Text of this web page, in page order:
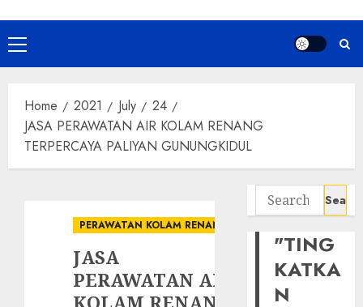
Primary
Menu
Home 2021 July
24
JASA PERAWATAN AIR KOLAM RENANG
TERPERCAYA PALIYAN GUNUNGKIDUL
PERAWATAN KOLAM RENANG
JASA
PERAWATAN AIR
KOLAM RENANG
Search
for:
"TING
KATKA
N